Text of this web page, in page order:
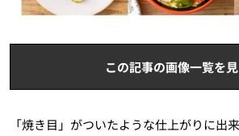
この記事の画像一覧を見
「焼き目」がついたような仕上がりに出